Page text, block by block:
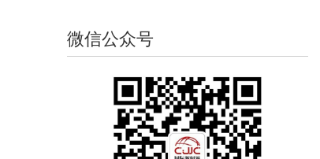
践研究”征稿公告（截稿时间2014年8月1
日）
2014-02-27
【本期话题】“气候变化中的气候传播”征
稿公告（截稿时间2013年9月1日）
2014-01-26
微信公众号